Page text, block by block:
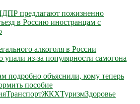
предлагают пожизненно
в Россию иностранцам с
алкоголя в России
упали из-за популярности самогона
подробно объяснили, кому теперь
пособие
ТранспортЖКХТуризмЗдоровье